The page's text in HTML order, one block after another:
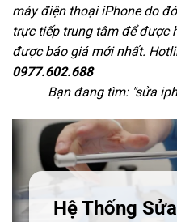
máy điện thoại iPhone do
trực tiếp trung tâm để được
được báo giá mới nhất.
0977.602.688
Bạn đang tìm: "sửa
Hệ Thống